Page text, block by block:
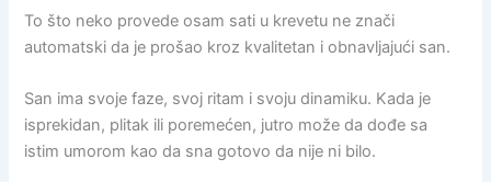
To što neko provede osam sati u krevetu ne znači
automatski da je prošao kroz kvalitetan i obnavljajući san.
San ima svoje faze, svoj ritam i svoju dinamiku. Kada je
isprekidan, plitak ili poremećen, jutro može da dođe sa
istim umorom kao da sna gotovo da nije ni bilo.